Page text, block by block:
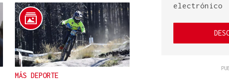
MÁS DEPORTE
electrónico